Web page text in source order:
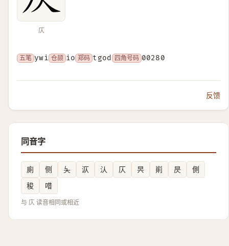
仄
五笔 ywi 仓颉 io 郑码 tgod 四角号码 00280
反馈
同音字
廁 侧 夨 㳁 汄 仄 昗 崱 昃
側
稄
唶
与 庂 读音相同或相近